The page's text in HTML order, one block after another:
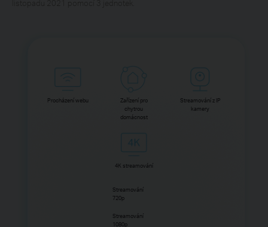
Procházení webu
Zařízení pro
chytrou
domácnost
Streamování z IP
kamery
4K streamování
Streamování
720p
Streamování
1080p